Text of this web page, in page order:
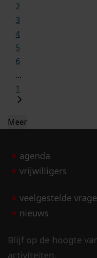
2
3
4
5
6
...
1
Meer
agenda
vrijwilligers
veelgestelde
nieuws
Blijf op de hoogte
activiteiten.